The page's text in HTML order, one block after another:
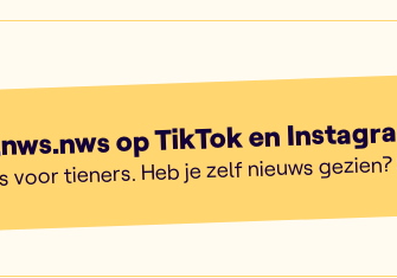
op TikTok en
voor tieners. Heb je zelf nieuws